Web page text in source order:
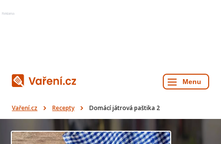
Reklama
Vaření.cz Recepty Domácí játrová paštika 2